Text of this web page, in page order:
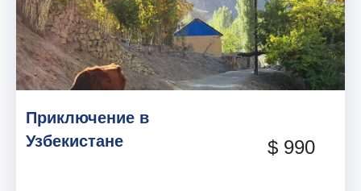
Приключение в
Узбекистане
$ 990